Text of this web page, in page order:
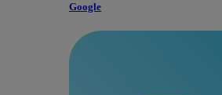
Google